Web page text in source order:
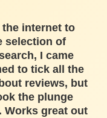
internet to
selection of
I came
to tick all the
reviews, but
the plunge
Works great out